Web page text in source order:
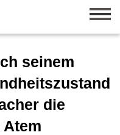
seinem
die